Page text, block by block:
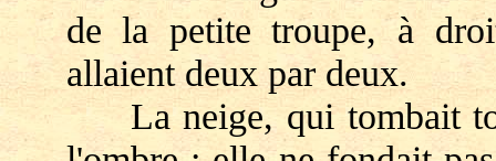
de la petite troupe, à
allaient deux par deux.
La neige, qui tombait